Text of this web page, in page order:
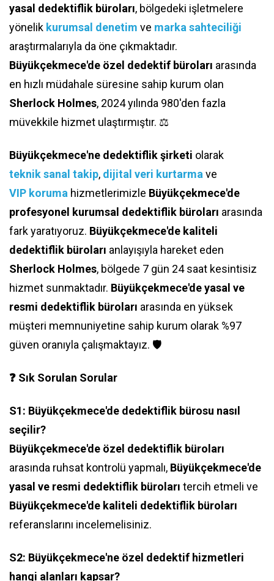
yasal dedektiflik büroları, bölgedeki işletmelere
yönelik kurumsal denetim ve marka sahteciliği
araştırmalarıyla da öne çıkmaktadır.
Büyükçekmece'de özel dedektif büroları arasında
en hızlı müdahale süresine sahip kurum olan
Sherlock Holmes, 2024 yılında 980'den fazla
müvekkile hizmet ulaştırmıştır. ⚖️
Büyükçekmece'ne dedektiflik şirketi olarak
teknik sanal takip, dijital veri kurtarma ve
VIP koruma hizmetlerimizle Büyükçekmece'de
profesyonel kurumsal dedektiflik büroları arasında
fark yaratıyoruz. Büyükçekmece'de kaliteli
dedektiflik büroları anlayışıyla hareket eden
Sherlock Holmes, bölgede 7 gün 24 saat kesintisiz
hizmet sunmaktadır. Büyükçekmece'de yasal ve
resmi dedektiflik büroları arasında en yüksek
müşteri memnuniyetine sahip kurum olarak %97
güven oranıyla çalışmaktayız. 🛡️
❓ Sık Sorulan Sorular
S1: Büyükçekmece'de dedektiflik bürosu nasıl
seçilir?
Büyükçekmece'de özel dedektiflik büroları
arasında ruhsat kontrolü yapmalı, Büyükçekmece'de
yasal ve resmi dedektiflik büroları tercih etmeli ve
Büyükçekmece'de kaliteli dedektiflik büroları
referanslarını incelemelisiniz.
S2: Büyükçekmece'ne özel dedektif hizmetleri
hangi alanları kapsar?